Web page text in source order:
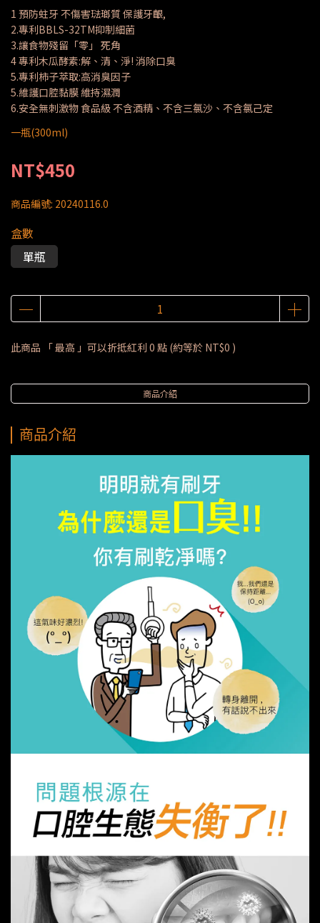
1 預防蛀牙 不傷害琺瑯質 保護牙齦,
2.專利BBLS-32TM抑制細菌
3.讓食物殘留「零」 死角
4 專利木瓜酵素:解、清、淨! 消除口臭
5.專利柿子萃取:高消臭因子
5.維護口腔黏膜 維持濕潤
6.安全無刺激物 食品級 不含酒精、不含三氯沙、不含氯己定
一瓶(300ml)
NT$450
商品編號: 20240116.0
盒數
單瓶
此商品 「 最高 」可以折抵紅利 0 點 (約等於 NT$0 )
商品介紹
商品介紹